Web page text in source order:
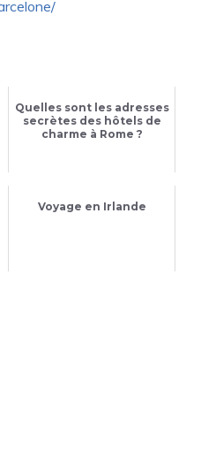
Quelles sont les adresses
secrètes des hôtels de
charme à Rome ?
Voyage en Irlande